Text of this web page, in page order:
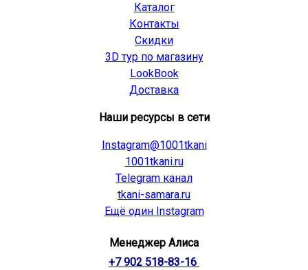
Каталог
Контакты
Скидки
3D тур по магазину
LookBook
Доставка
Наши ресурсы в сети
Instagram@1001tkani
1001tkani.ru
Telegram канал
tkani-samara.ru
Ещё один Instagram
Менеджер Алиса
+7 902 518-83-16